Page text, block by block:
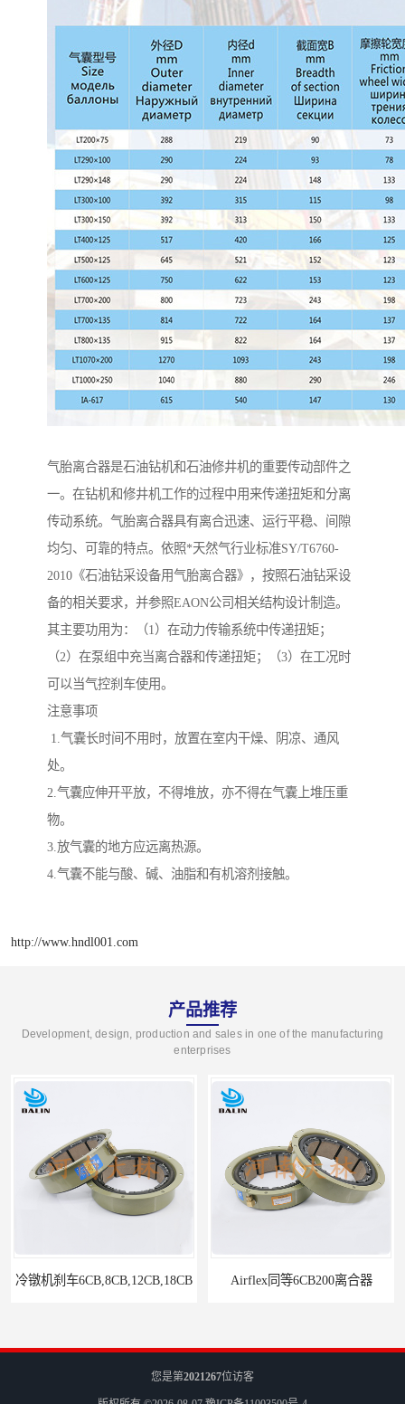
气胎离合器是石油钻机和石油修井机的重要传动部件之
一。在钻机和修井机工作的过程中用来传递扭矩和分离
传动系统。气胎离合器具有离合迅速、运行平稳、间隙
均匀、可靠的特点。依照*天然气行业标准SY/T6760-
2010《石油钻采设备用气胎离合器》，按照石油钻采设
备的相关要求，并参照EAON公司相关结构设计制造。
其主要功用为：（1）在动力传输系统中传递扭矩；
（2）在泵组中充当离合器和传递扭矩；（3）在工况时
可以当气控刹车使用。
注意事项
1.气囊长时间不用时，放置在室内干燥、阴凉、通风
处。
2.气囊应伸开平放，不得堆放，亦不得在气囊上堆压重
物。
3.放气囊的地方应远离热源。
4.气囊不能与酸、碱、油脂和有机溶剂接触。
http://www.hndl001.com
产品推荐
Development, design, production and sales in one of the manufacturing
enterprises
冷镦机刹车6CB,8CB,12CB,18CB Airflex同等6CB200离合器
您是第2021267位访客